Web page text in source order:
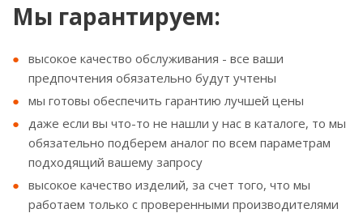
Мы гарантируем:
высокое качество обслуживания - все ваши
предпочтения обязательно будут учтены
мы готовы обеспечить гарантию лучшей цены
даже если вы что-то не нашли у нас в каталоге, то мы
обязательно подберем аналог по всем параметрам
подходящий вашему запросу
высокое качество изделий, за счет того, что мы
работаем только с проверенными производителями